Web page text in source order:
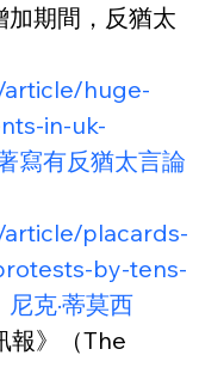
期間，反猶太
article/huge-
in-uk-
寫有反猶太言論
article/placards-
by-tens-
克·蒂莫西
報》（The